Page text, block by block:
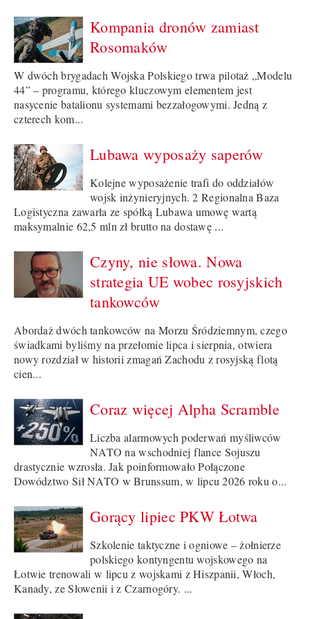
Kompania dronów zamiast
Rosomaków
W dwóch brygadach Wojska Polskiego trwa pilotaż „Modelu
44” – programu, którego kluczowym elementem jest
nasycenie batalionu systemami bezzałogowymi. Jedną z
czterech kom...
Lubawa wyposaży saperów
Kolejne wyposażenie trafi do oddziałów
wojsk inżynieryjnych. 2 Regionalna Baza
Logistyczna zawarła ze spółką Lubawa umowę wartą
maksymalnie 62,5 mln zł brutto na dostawę ...
Czyny, nie słowa. Nowa
strategia UE wobec rosyjskich
tankowców
Abordaż dwóch tankowców na Morzu Śródziemnym, czego
świadkami byliśmy na przełomie lipca i sierpnia, otwiera
nowy rozdział w historii zmagań Zachodu z rosyjską flotą
cien...
Coraz więcej Alpha Scramble
Liczba alarmowych poderwań myśliwców
NATO na wschodniej flance Sojuszu
drastycznie wzrosła. Jak poinformowało Połączone
Dowództwo Sił NATO w Brunssum, w lipcu 2026 roku o...
Gorący lipiec PKW Łotwa
Szkolenie taktyczne i ogniowe – żołnierze
polskiego kontyngentu wojskowego na
Łotwie trenowali w lipcu z wojskami z Hiszpanii, Włoch,
Kanady, ze Słowenii i z Czarnogóry. ...